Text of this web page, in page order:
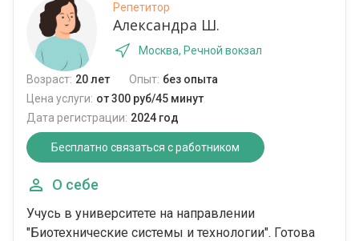
Репетитор
Александра Ш.
Москва, Речной вокзал
Возраст: 20 лет Опыт: без опыта
Цена услуги: от 300 руб/45 минут
Дата регистрации: 2024 год
Бесплатно связаться с работником
О себе
Учусь в университете на направлении
"Биотехнические системы и технологии". Готова